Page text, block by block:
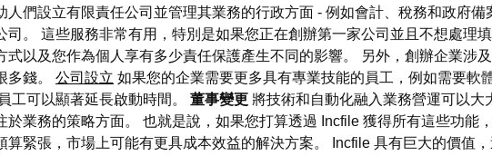
人們設立有限責任公司並管理其業務的行政方面 - 例如會計、稅務和政府
司。 這些服務非常有用，特別是如果您正在創辦第一家公司並且不想處理
式以及您作為個人享有多少責任保護產生不同的影響。 另外，創辦企業涉
多錢。 公司設立 如果您的企業需要更多具有專業技能的員工，例如需要軟
工可以顯著延長啟動時間。 董事變更 將技術和自動化融入業務營運可以
於業務的策略方面。 也就是說，如果您打算透過 Incfile 獲得所有這些功能
算緊張，市場上可能有更具成本效益的解決方案。 Incfile 具有巨大的價值